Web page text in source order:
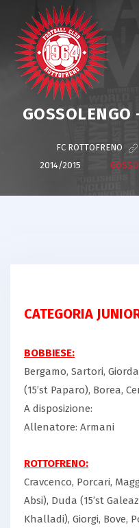
GOSSOLENGO
FC ROTTOFRENO
2014/2015
CATEGORIA
BOBBIESE:
Bergamo, Sartori,
(15’st Paparo), Borea,
A disposizione:
Allenatore: Armani
ROTTOFRENO:
Cravcenco, Porcari,
Absi), Duda (15’st
Khalladi), Giorgi, Bove,